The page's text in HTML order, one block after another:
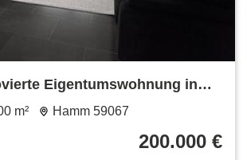
Eigentumswohnung in
m² Hamm 59067
200.000 €